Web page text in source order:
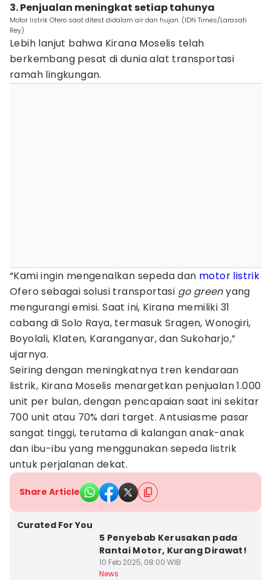
3. Penjualan meningkat setiap tahunya
Motor listrik Ofero saat ditest didalam air dan hujan. (IDN Times/Larasati
Rey)
Lebih lanjut bahwa Kirana Moselis telah
berkembang pesat di dunia alat transportasi
ramah lingkungan.
“Kami ingin mengenalkan sepeda dan motor listrik
Ofero sebagai solusi transportasi go greenyang
mengurangi emisi. Saat ini, Kirana memiliki 31
cabang di Solo Raya, termasuk Sragen, Wonogiri,
Boyolali, Klaten, Karanganyar, dan Sukoharjo,”
ujarnya.
Seiring dengan meningkatnya tren kendaraan
listrik, Kirana Moselis menargetkan penjualan 1.000
unit per bulan, dengan pencapaian saat ini sekitar
700 unit atau 70% dari target. Antusiasme pasar
sangat tinggi, terutama di kalangan anak-anak
dan ibu-ibu yang menggunakan sepeda listrik
untuk perjalanan dekat.
Share Article
Curated For You
5 Penyebab Kerusakan pada
Rantai Motor, Kurang Dirawat!
10 Feb 2025, 08:00 WIB
News